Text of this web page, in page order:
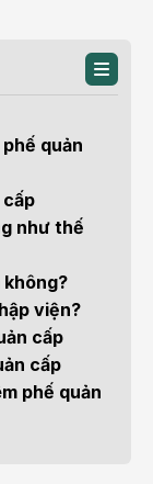
quản
như thế
không?
viện?
cấp
cấp
phế quản